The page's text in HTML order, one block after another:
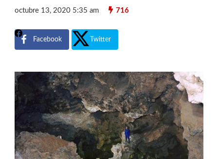
octubre 13, 2020 5:35 am 716
Facebook Twitter